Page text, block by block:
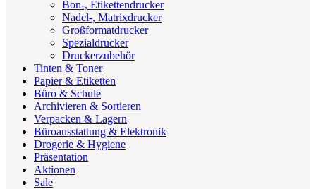
Bon-, Etikettendrucker
Nadel-, Matrixdrucker
Großformatdrucker
Spezialdrucker
Druckerzubehör
Tinten & Toner
Papier & Etiketten
Büro & Schule
Archivieren & Sortieren
Verpacken & Lagern
Büroausstattung & Elektronik
Drogerie & Hygiene
Präsentation
Aktionen
Sale